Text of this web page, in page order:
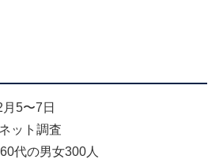
5〜7日
ット調査
代の男女300人